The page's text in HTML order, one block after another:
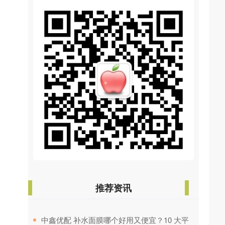
推荐资讯
​中鑫优配 补水面膜哪个好用又便宜？10 大平